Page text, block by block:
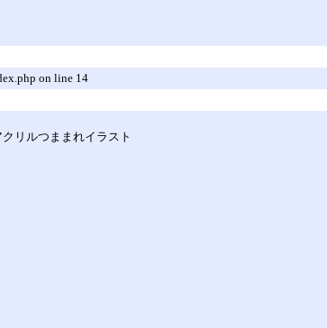
on line 14
リルつままれイラスト